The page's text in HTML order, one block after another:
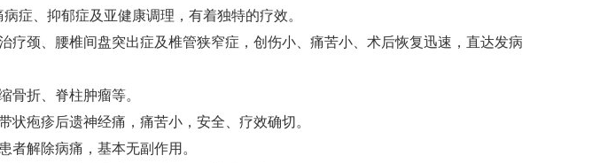
症、抑郁症及亚健康调理，有着独特的疗效。
疗颈、腰椎间盘突出症及椎管狭窄症，创伤小、痛苦小、术后恢复迅速，直达发病
折、脊柱肿瘤等。
疱疹后遗神经痛，痛苦小，安全、疗效确切。
解除病痛，基本无副作用。